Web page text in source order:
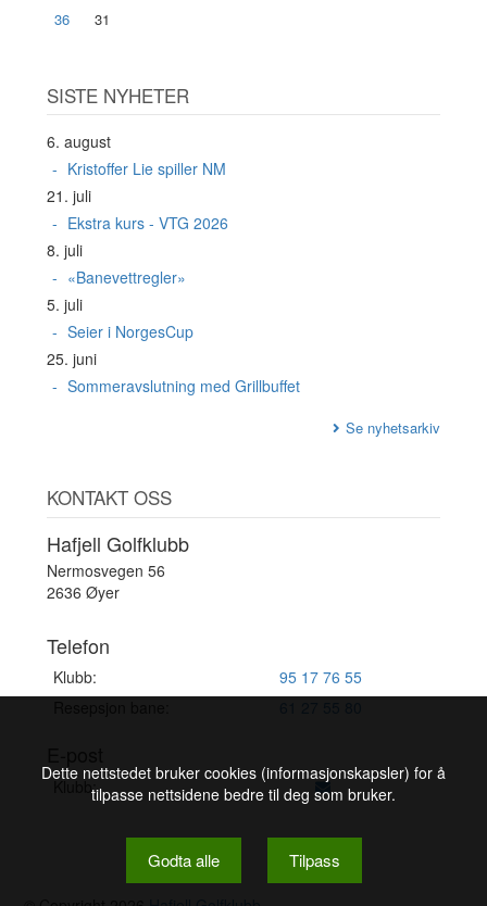
36
31
SISTE NYHETER
6. august
Kristoffer Lie spiller NM
21. juli
Ekstra kurs - VTG 2026
8. juli
«Banevettregler»
5. juli
Seier i NorgesCup
25. juni
Sommeravslutning med Grillbuffet
Se nyhetsarkiv
KONTAKT OSS
Hafjell Golfklubb
Nermosvegen 56
2636 Øyer
Telefon
Klubb:
95 17 76 55
Klubb:
Dette nettstedet bruker cookies (informasjonskapsler) for å
tilpasse nettsidene bedre til deg som bruker.
Godta alle Tilpass